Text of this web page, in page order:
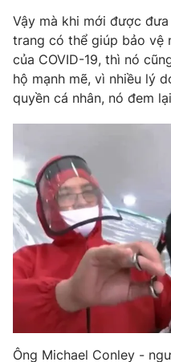
Chất lượng cuộc sống
Học trực tuyến
Công nghệ
Hitech Công nghệ tương
Sản phẩm
Giao lưu trực tuyến
Lịch phát sóng
Chuyên mục khác
Emagazine
Photo
Video
VTV Money
Vậy mà khi mới được
trang có thể giúp bảo vệ
của COVID-19, thì nó
hộ mạnh mẽ, vì nhiều lý
quyền cá nhân, nó đem
Ông Michael Conley -